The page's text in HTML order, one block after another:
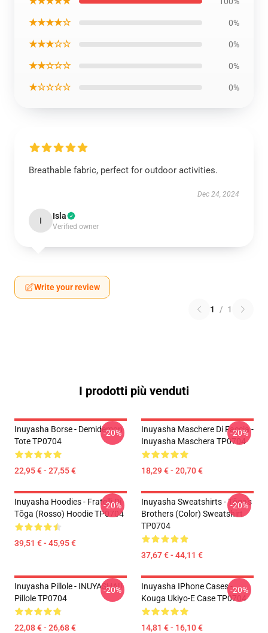
★★★★☆ 0%
★★★☆☆ 0%
★★☆☆☆ 0%
★☆☆☆☆ 0%
Breathable fabric, perfect for outdoor activities.
Dec 24, 2024
I Isla
Verified owner
Write your review
1 / 1
I prodotti più venduti
Inuyasha Borse - Demidemon
Tote TP0704
22,95 € - 27,55 €
-20%
Inuyasha Maschere Di Faccia -
Inuyasha Maschera TP0704
18,29 € - 20,70 €
-20%
Inuyasha Hoodies - Fratelli Di
Tōga (rosso) Hoodie TP0704
39,51 € - 45,95 €
-20%
Inuyasha Sweatshirts - Tōga's
Brothers (color) Sweatshirt
TP0704
37,67 € - 44,11 €
-20%
Inuyasha Pillole - INUYASHA!!
Pillole TP0704
22,08 € - 26,68 €
-20%
Inuyasha IPhone Cases -
Kouga Ukiyo-E Case TP0704
14,81 € - 16,10 €
-20%